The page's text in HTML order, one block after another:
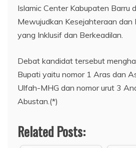
Islamic Center Kabupaten Barru
Mewujudkan Kesejahteraan dan
yang Inklusif dan Berkeadilan.
Debat kandidat tersebut
Bupati yaitu nomor 1 Aras dan
Ulfah-MHG dan nomor urut 3
Abustan.(*)
Related Posts: